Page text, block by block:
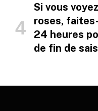
Si vous
roses,
24 heures
de fin de